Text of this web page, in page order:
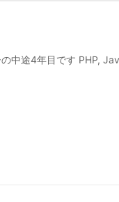
中途4年目です PHP,